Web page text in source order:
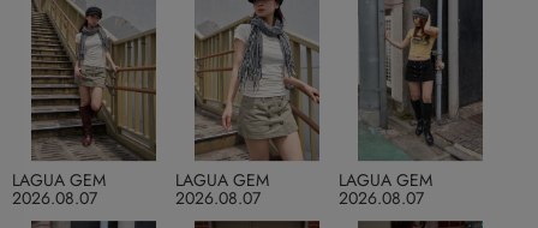
2026.08.07
LAGUA GEM
2026.08.07
LAGUA GEM
2026.08.07
LAGUA GEM